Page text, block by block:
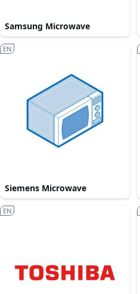
Samsung Microwave
Siemens Microwave
EN
EN